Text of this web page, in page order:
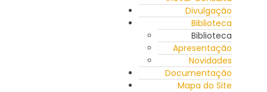
Divulgação
Biblioteca
Biblioteca
Apresentação
Novidades
Documentação
Mapa do Site